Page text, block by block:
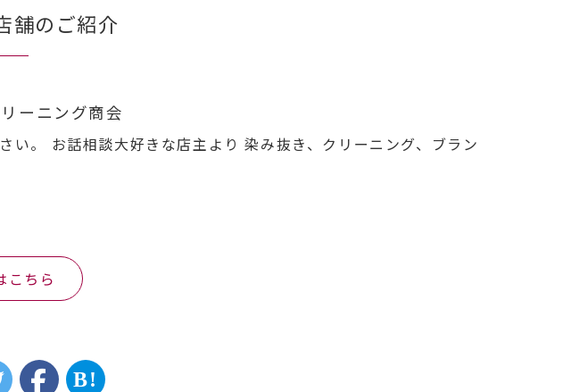
舗のご紹介
ーニング商会
。 お話相談大好きな店主より 染み抜き、クリーニング、ブラン
こちら
B!